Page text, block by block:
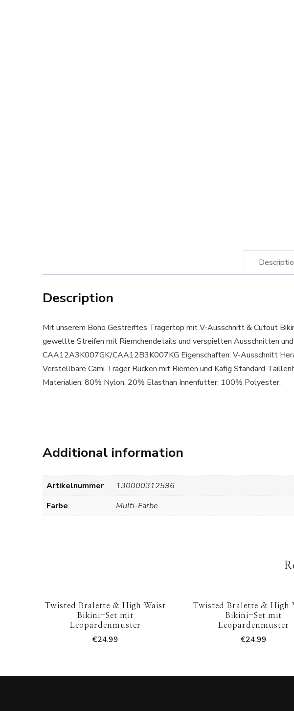
Description
Mit unserem Boho Gestreiftes Trägertop mit V-Ausschnitt & Cutout
gewellte Streifen mit Riemchendetails und verspielten Ausschnitten
CAA12A3K007GK/CAA12B3K007KG Eigenschaften: V-Ausschnitt
Verstellbare Cami-Träger Rücken mit Riemen und Käfig Standard-
Materialien: 80% Nylon, 20% Elasthan Innenfutter: 100% Polyester.
Additional information
Artikelnummer
130000312596
Farbe
Multi-Farbe
Twisted Bralette & High Waist
Bikini-Set mit
Leopardenmuster
€24.99
Twisted Bralette & High
Bikini-Set mit
Leopardenmuster
€24.99